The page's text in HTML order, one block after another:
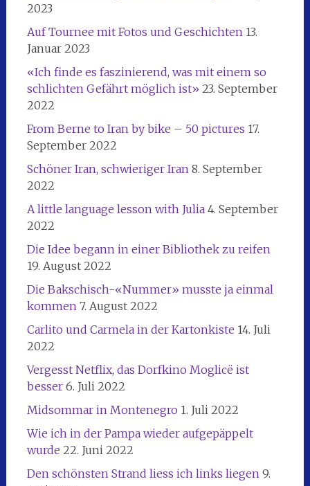
2023
Auf Tournee mit Fotos und Geschichten 13.
Januar 2023
«Ich finde es faszinierend, was mit einem so
schlichten Gefährt möglich ist» 23. September
2022
From Berne to Iran by bike – 50 pictures 17.
September 2022
Schöner Iran, schwieriger Iran 8. September
2022
A little language lesson with Julia 4. September
2022
Die Idee begann in einer Bibliothek zu reifen
19. August 2022
Die Bakschisch-«Nummer» musste ja einmal
kommen 7. August 2022
Carlito und Carmela in der Kartonkiste 14. Juli
2022
Vergesst Netflix, das Dorfkino Moglicë ist
besser 6. Juli 2022
Midsommar in Montenegro 1. Juli 2022
Wie ich in der Pampa wieder aufgepäppelt
wurde 22. Juni 2022
Den schönsten Strand liess ich links liegen 9.